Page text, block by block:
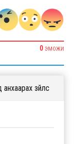
0 ЭМОЖИ
зүйлс